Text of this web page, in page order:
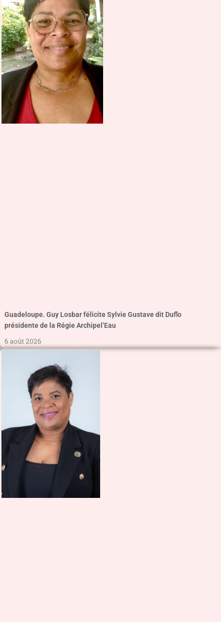
Guadeloupe. Guy Losbar félicite Sylvie Gustave dit Duflo
présidente de la Régie Archipel’Eau
6 août 2026